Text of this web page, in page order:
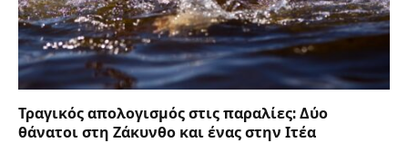
Τραγικός απολογισμός στις παραλίες: Δύο
θάνατοι στη Ζάκυνθο και ένας στην Ιτέα